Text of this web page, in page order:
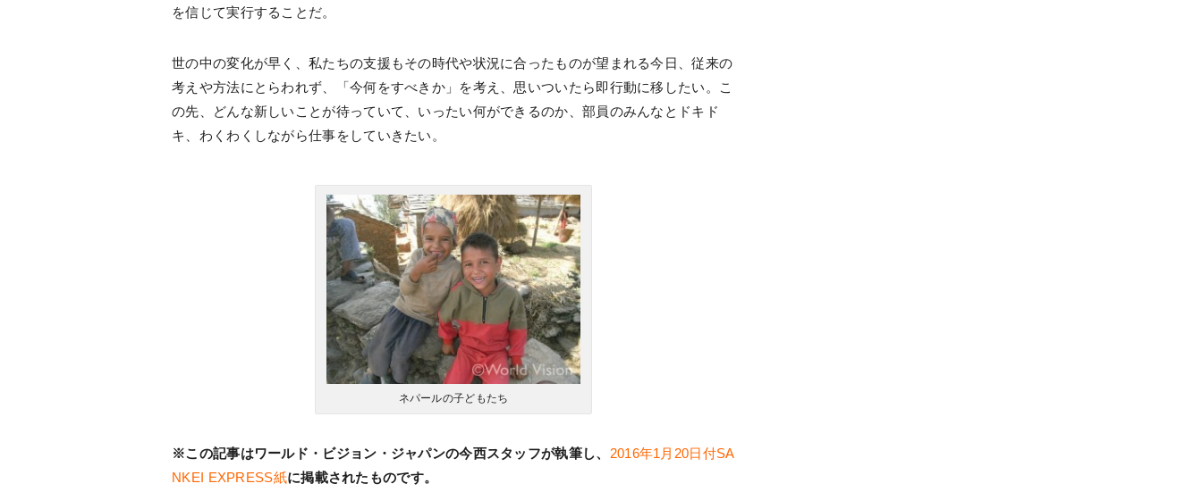
を信じて実行することだ。
世の中の変化が早く、私たちの支援もその時代や状況に合ったものが望まれる今日、従来の
考えや方法にとらわれず、「今何をすべきか」を考え、思いついたら即行動に移したい。こ
の先、どんな新しいことが待っていて、いったい何ができるのか、部員のみんなとドキド
キ、わくわくしながら仕事をしていきたい。
ネパールの子どもたち
※この記事はワールド・ビジョン・ジャパンの今西スタッフが執筆し、 2016年1月20日付SA
NKEI EXPRESS紙に掲載されたものです。